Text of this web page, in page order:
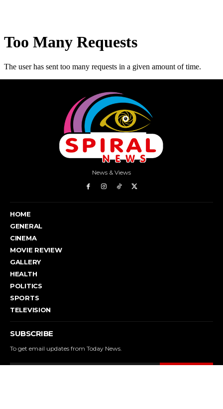
News & Views
HOME
GENERAL
CINEMA
MOVIE REVIEW
GALLERY
HEALTH
POLITICS
SPORTS
TELEVISION
SUBSCRIBE
To get email updates from Today News.